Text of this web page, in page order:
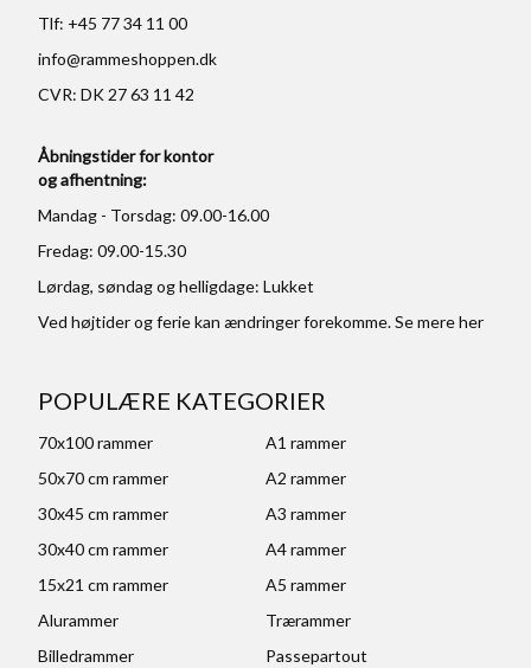
Tlf: +45 77 34 11 00
info@rammeshoppen.dk
CVR: DK 27 63 11 42
Åbningstider for kontor
og afhentning:
Mandag - Torsdag: 09.00-16.00
Fredag: 09.00-15.30
Lørdag, søndag og helligdage: Lukket
Ved højtider og ferie kan ændringer forekomme. Se mereher
POPULÆRE KATEGORIER
70x100 rammer
A1 rammer
50x70 cm rammer
A2 rammer
30x45 cm rammer
A3 rammer
30x40 cm rammer
A4 rammer
15x21 cm rammer
A5 rammer
Alurammer
Trærammer
Billedrammer
Passepartout